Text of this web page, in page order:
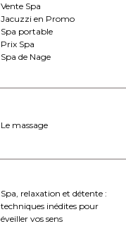
Vente Spa
Jacuzzi en Promo
Spa portable
Prix Spa
Spa de Nage
Le massage
Spa, relaxation et détente :
techniques inédites pour
éveiller vos sens